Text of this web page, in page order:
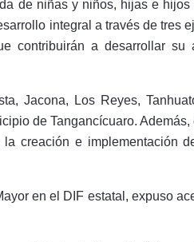
de niñas y niños, hijas e
integral a través de tres
contribuirán a desarrollar su
Jacona, Los Reyes,
de Tangancícuaro.
creación e implementación
en el DIF estatal, expuso